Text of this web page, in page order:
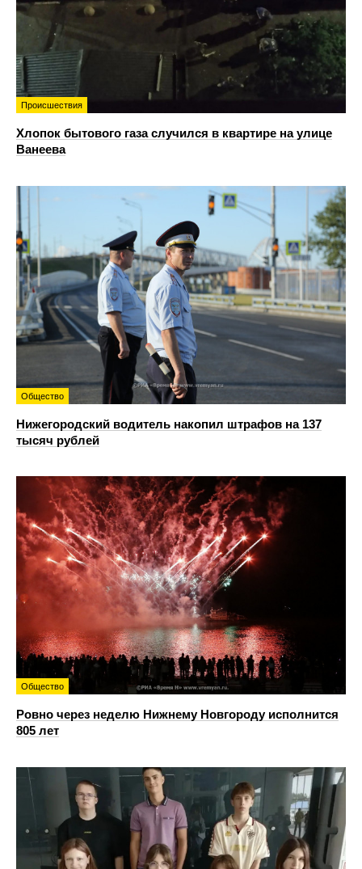
Происшествия
Хлопок бытового газа случился в квартире на улице
Ванеева
Общество
Нижегородский водитель накопил штрафов на 137
тысяч рублей
Общество
Ровно через неделю Нижнему Новгороду исполнится
805 лет